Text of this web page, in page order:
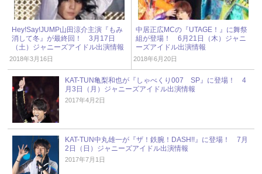
Hey!Say!JUMP山田涼介主演『もみ
消して冬』が最終回！ 3月17日
（土）ジャニーズアイドル出演情報
2018年3月16日
中居正広MCの『UTAGE！』に舞祭
組が登場！ 6月21日（木）ジャニ
ーズアイドル出演情報
2018年6月20日
KAT-TUN亀梨和也が『しゃべくり007 SP』に登場！ 4
月3日（月）ジャニーズアイドル出演情報
2017年4月2日
KAT-TUN中丸雄一が『ザ！鉄腕！DASH!!』に登場！ 7月
2日（日）ジャニーズアイドル出演情報
2017年7月1日